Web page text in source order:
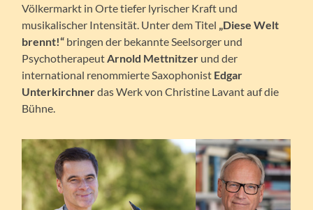
Völkermarkt in Orte tiefer lyrischer Kraft und
musikalischer Intensität. Unter dem Titel „Diese Welt
brennt!“ bringen der bekannte Seelsorger und
Psychotherapeut Arnold Mettnitzer und der
international renommierte Saxophonist Edgar
Unterkirchnerdas Werk von Christine Lavant auf die
Bühne.